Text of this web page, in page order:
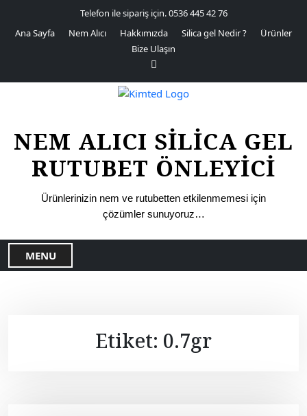
o
Telefon ile sipariş için. 0536 445 42 76
Ana Sayfa
Nem Alıcı Hakkımızda Silica gel Nedir ?
Ürünler
Bize Ulaşın
NEM ALICI SILICA GEL
RUTUBET ÖNLEYICI
Ürünlerinizin nem ve rutubetten etkilenmemesi için
çözümler sunuyoruz…
MENU
Etiket: 0.7gr